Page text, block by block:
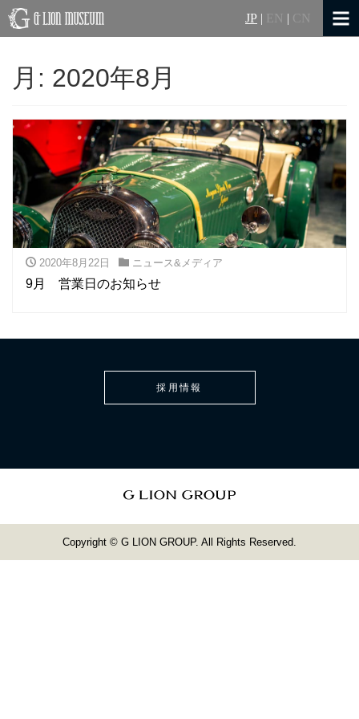
JP | EN | CN
月: 2020年8月
2020年8月22日 ニュース&メディア
9月 営業日のお知らせ
採用情報
Copyright © G LION GROUP. All Rights Reserved.